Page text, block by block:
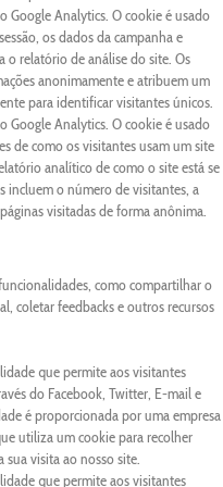
Google Analytics. O cookie é usado
os dados da campanha e
o relatório de análise do site. Os
anonimamente e atribuem um
para identificar visitantes únicos.
Google Analytics. O cookie é usado
de como os visitantes usam um site
analítico de como o site está se
incluem o número de visitantes, a
visitadas de forma anônima.
como compartilhar o
coletar feedbacks e outros recursos
que permite aos visitantes
do Facebook, Twitter, E-mail e
é proporcionada por uma empresa
utiliza um cookie para recolher
visita ao nosso site.
que permite aos visitantes